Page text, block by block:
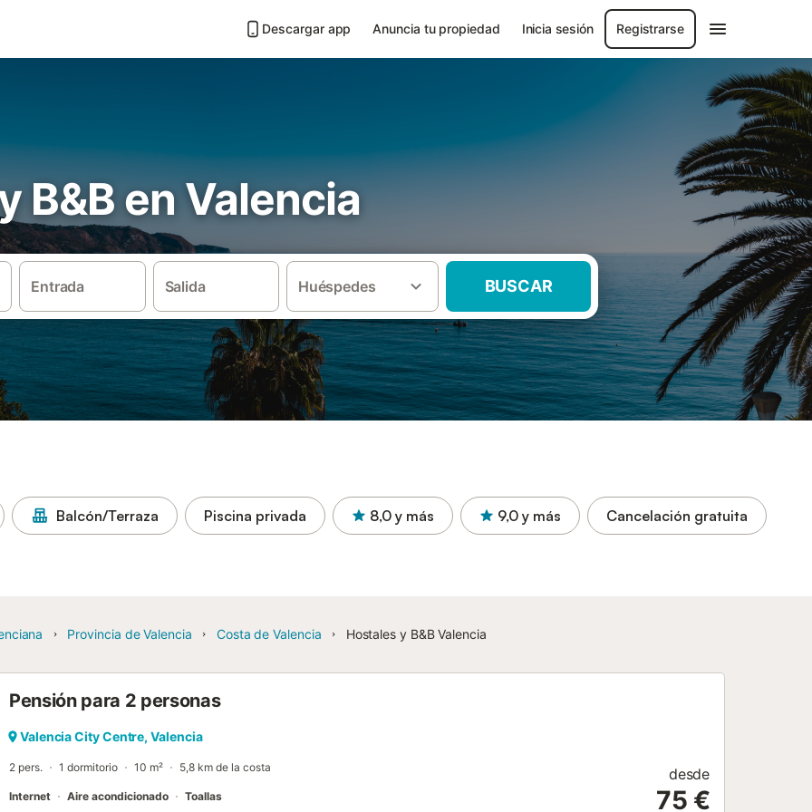
Descargar app Anuncia tu propiedad Inicia sesión Registrarse
B&B en Valencia
Entrada Salida Huéspedes BUSCAR
Balcón/Terraza Piscina privada 8,0 y más 9,0 y más Cancelación gratuita
Provincia de Valencia Costa de Valencia Hostales y B&B Valencia
Pensión para 2 personas
Valencia City Centre, Valencia
2 pers. 1 dormitorio 10 m² 5,8 km de la costa
Internet Aire acondicionado Toallas
desde
75 €